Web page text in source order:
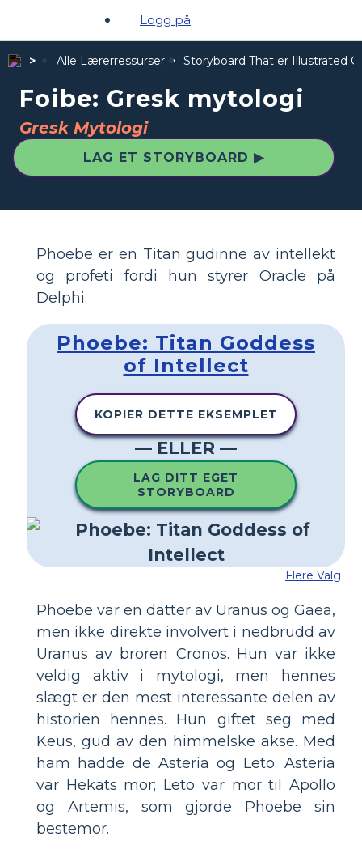
Logg på
Alle Lærerressurser Storyboard That er Illustrated
Foibe: Gresk mytologi
Gresk Mytologi
LAG ET STORYBOARD ▶
Phoebe er en Titan gudinne av intellekt
og profeti fordi hun styrer Oracle på
Delphi.
Phoebe: Titan Goddess
of Intellect
KOPIER DETTE EKSEMPLET
— ELLER —
LAG DITT EGET
STORYBOARD
Flere Valg
Phoebe var en datter av Uranus og Gaea,
men ikke direkte involvert i nedbrudd av
Uranus av broren Cronos. Hun var ikke
veldig aktiv i mytologi, men hennes
slægt er den mest interessante delen av
historien hennes. Hun giftet seg med
Keus, gud av den himmelske akse. Med
ham hadde de Asteria og Leto. Asteria
var Hekats mor; Leto var mor til Apollo
og Artemis, som gjorde Phoebe sin
bestemor.